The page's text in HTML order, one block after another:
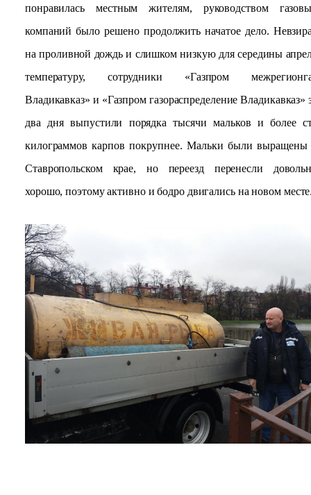
понравилась местным жителям, руководством
компаний было решено продолжить начатое дело.
на проливной дождь и слишком низкую для середины
температуру, сотрудники «Газпром
Владикавказ» и «Газпром газораспределение Владикавказ»
два дня выпустили порядка тысячи мальков и более
килограммов карпов покрупнее. Мальки были выращены
Ставропольском крае, но переезд перенесли
хорошо, поэтому активно и бодро двигались на новом